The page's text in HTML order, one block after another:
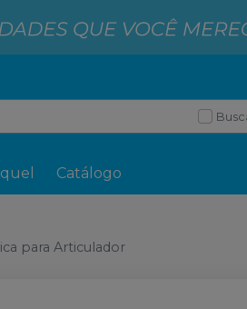
Catálogo
para Articulador